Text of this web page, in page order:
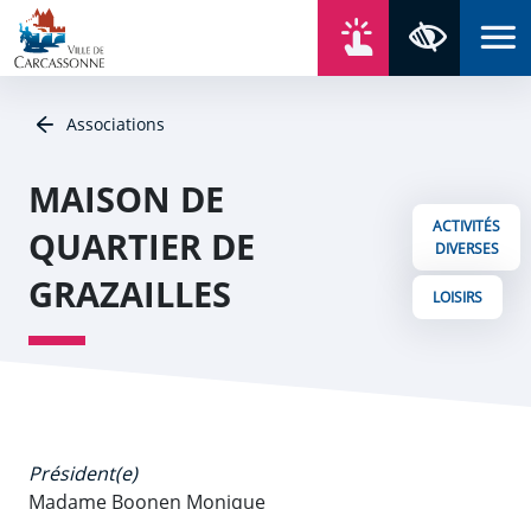
Aller au contenu
Aller au menu
Aller au plan du site
Aller à la recherche
Associations
MAISON DE
QUARTIER DE
GRAZAILLES
ACTIVITÉS
DIVERSES
LOISIRS
Président(e)
Madame Boonen Monique
Panneau de gestion des cookies